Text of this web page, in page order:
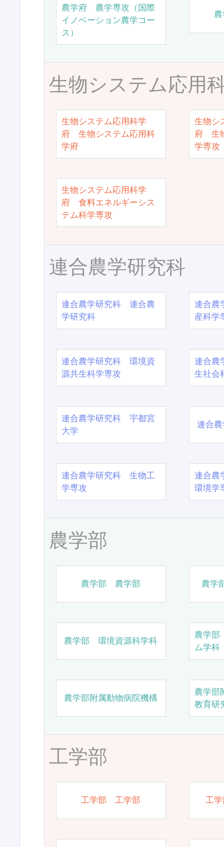
農学府 農学専攻（国際
イノベーション農学コー
ス）
生物システム応用
生物システム応用科学
府 生物システム応用科
学府
生物シ
府 生
学専攻
生物システム応用科学
府 食料エネルギーシス
テム科学専攻
連合農学研究科
連合農学研究科 連合農
学研究科
連合農
産科学
連合農学研究科 環境資
源共生科学専攻
連合農
生社会
連合農学研究科 宇都宮
大学
連合
連合農学研究科 生物工
学専攻
連合農
環境学
農学部
農学部 農学部 農学
農学部 環境資源科学科
農学
ム学科
農学部附属動物病院機構
農学部
教育研
工学部
工学部 工学部 工